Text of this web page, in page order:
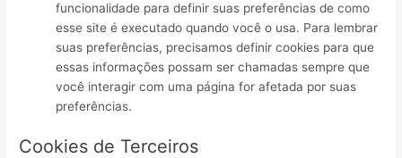
funcionalidade para definir suas preferências de como
esse site é executado quando você o usa. Para lembrar
suas preferências, precisamos definir cookies para que
essas informações possam ser chamadas sempre que
você interagir com uma página for afetada por suas
preferências.
Cookies de Terceiros